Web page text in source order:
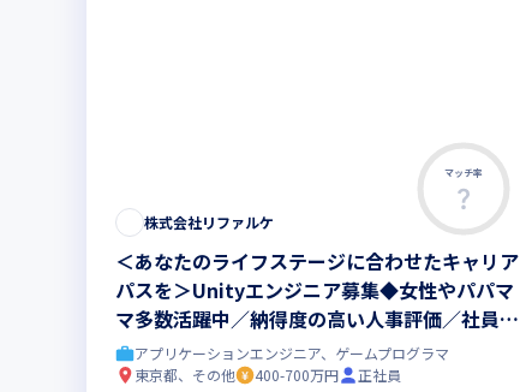
マッチ率
株式会社リファルケ
＜あなたのライフステージに合わせたキャリア
パスを＞Unityエンジニア募集◆女性やパパマ
マ多数活躍中／納得度の高い人事評価／社員が
中心の案件営業／年休130日／エンジニア定着
率97%
アプリケーションエンジニア、ゲームプログラマ
東京都、その他
400-700万円
正社員